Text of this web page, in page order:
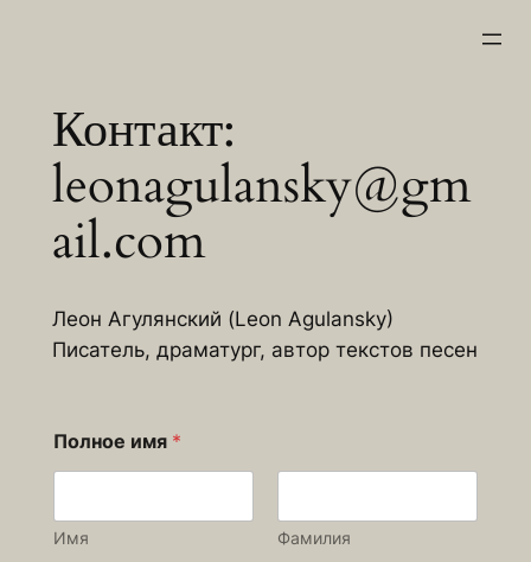
Контакт:
leonagulansky@gm
ail.com
Леон Агулянский (Leon Agulansky)
Писатель, драматург, автор текстов песен
Полное имя *
Имя Фамилия